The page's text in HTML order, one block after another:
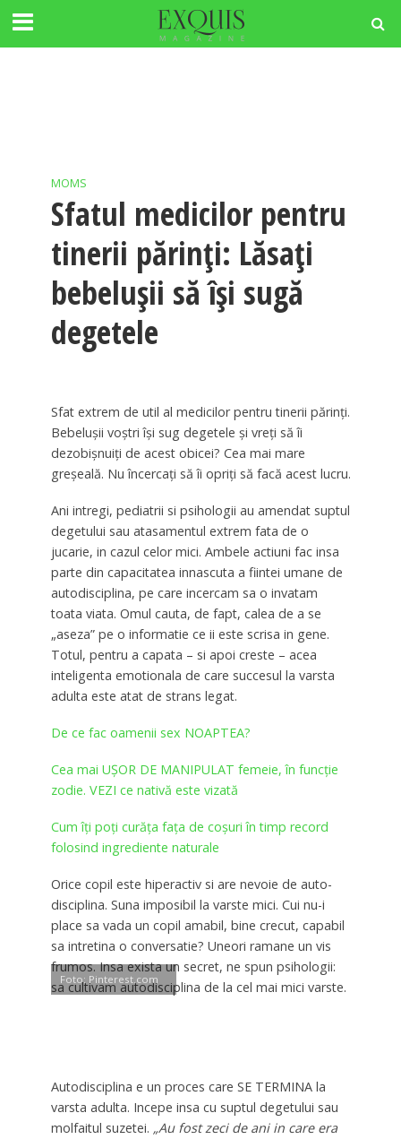
MOMS
Sfatul medicilor pentru
tinerii părinți: Lăsați
bebelușii să își sugă
degetele
Sfat extrem de util al medicilor pentru tinerii părinți.
Bebelușii voștri își sug degetele și vreți să îi
dezobișnuiți de acest obicei? Cea mai mare
greșeală. Nu încercați să îi opriți să facă acest lucru.
Ani intregi, pediatrii si psihologii au amendat suptul
degetului sau atasamentul extrem fata de o
jucarie, in cazul celor mici. Ambele actiuni fac insa
parte din capacitatea innascuta a fiintei umane de
autodisciplina, pe care incercam sa o invatam
toata viata. Omul cauta, de fapt, calea de a se
„aseza” pe o informatie ce ii este scrisa in gene.
Totul, pentru a capata – si apoi creste – acea
inteligenta emotionala de care succesul la varsta
adulta este atat de strans legat.
De ce fac oamenii sex NOAPTEA?
Cea mai UȘOR DE MANIPULAT femeie, în funcție
zodie. VEZI ce nativă este vizată
Cum îți poți curăța fața de coșuri în timp record
folosind ingrediente naturale
Orice copil este hiperactiv si are nevoie de auto-
disciplina. Suna imposibil la varste mici. Cui nu-i
place sa vada un copil amabil, bine crecut, capabil
sa intretina o conversatie? Uneori ramane un vis
frumos. Insa exista un secret, ne spun psihologii:
sa cultivam autodisciplina de la cel mai mici varste.
Foto: Pinterest.com
Autodisciplina e un proces care SE TERMINA la
varsta adulta. Incepe insa cu suptul degetului sau
molfaitul suzetei. „Au fost zeci de ani in care era